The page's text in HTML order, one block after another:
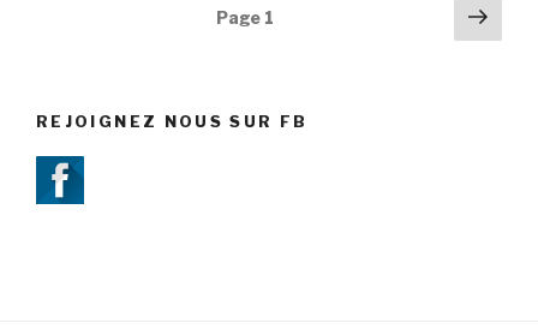
Page 1
REJOIGNEZ NOUS SUR FB